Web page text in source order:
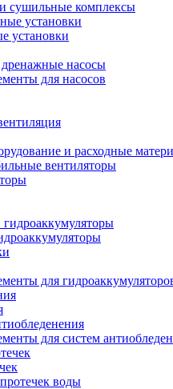
сушильные комплексы
установки
насосы
для насосов
и расходные
вентиляторы
для
для систем
воды